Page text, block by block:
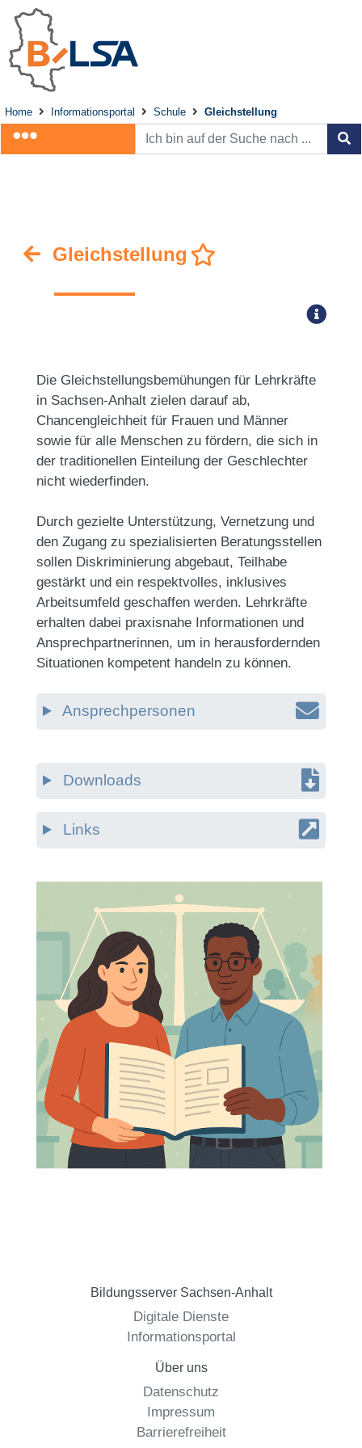
Home Informationsportal Schule Gleichstellung
Gleichstellung
Die Gleichstellungsbemühungen für Lehrkräfte
in Sachsen-Anhalt zielen darauf ab,
Chancengleichheit für Frauen und Männer
sowie für alle Menschen zu fördern, die sich in
der traditionellen Einteilung der Geschlechter
nicht wiederfinden.
Durch gezielte Unterstützung, Vernetzung und
den Zugang zu spezialisierten Beratungsstellen
sollen Diskriminierung abgebaut, Teilhabe
gestärkt und ein respektvolles, inklusives
Arbeitsumfeld geschaffen werden. Lehrkräfte
erhalten dabei praxisnahe Informationen und
Ansprechpartnerinnen, um in herausfordernden
Situationen kompetent handeln zu können.
Ansprechpersonen
Downloads
Links
Bildungsserver Sachsen-Anhalt
Digitale Dienste
Informationsportal
Über uns
Datenschutz
Impressum
Barrierefreiheit